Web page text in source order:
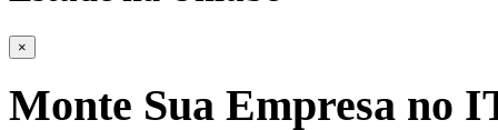
×
Monte Sua Empresa no